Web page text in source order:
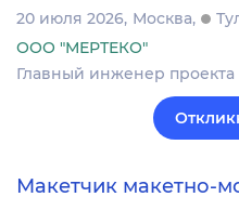
20 июля 2026 Москва
ООО "МЕРТЕКО"
Главный инженер
Макетчик макетно-